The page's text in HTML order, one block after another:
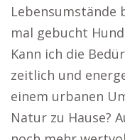
Lebensumstände
mal gebucht
Kann ich die
zeitlich und
einem urbanen
Natur zu Hause?